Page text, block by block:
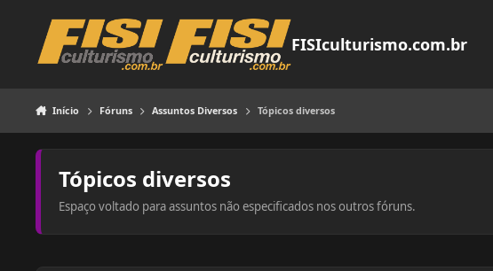
FISIculturismo.com.br
Início Fóruns Assuntos Diversos Tópicos diversos
Tópicos diversos
Espaço voltado para assuntos não especificados nos outros fóruns.